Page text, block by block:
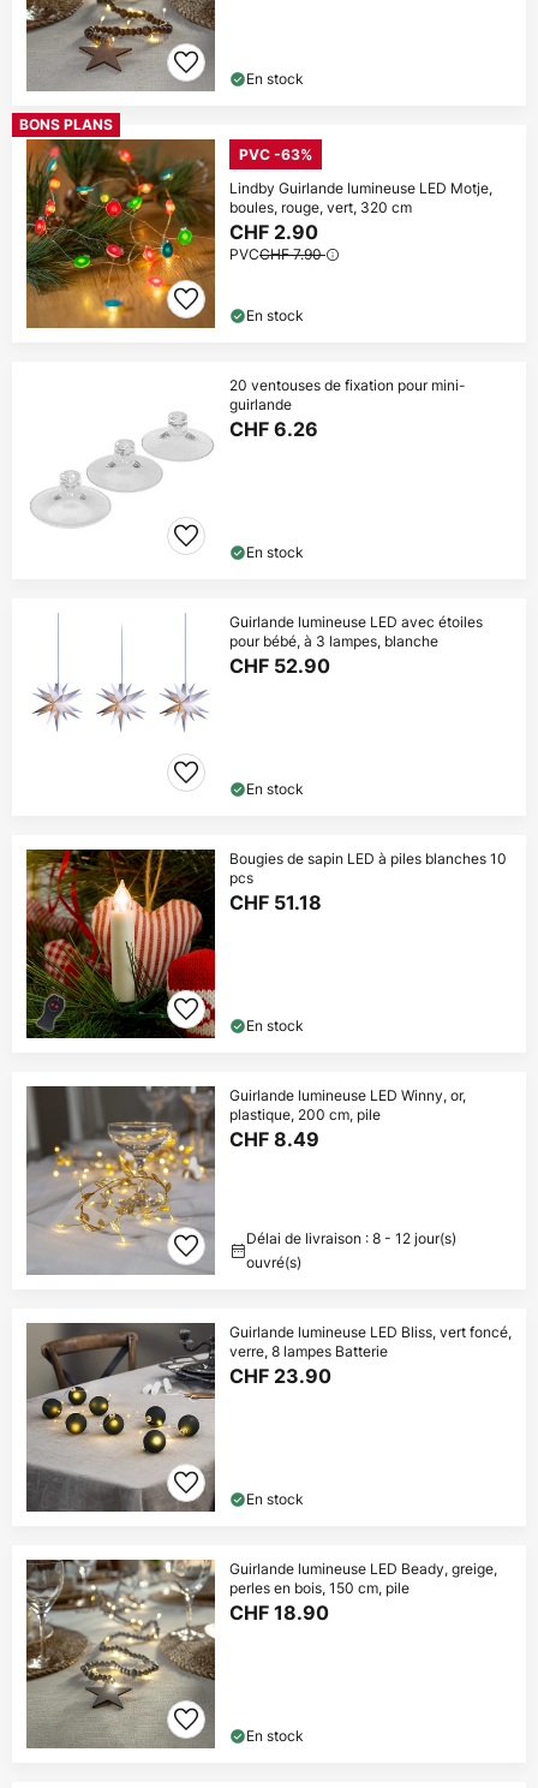
En stock
BONS PLANS
PVC -63%
Lindby Guirlande lumineuse LED Motje,
boules, rouge, vert, 320 cm
CHF 2.90
PVCCHF 7.90
En stock
20 ventouses de fixation pour mini-
guirlande
CHF 6.26
En stock
Guirlande lumineuse LED avec étoiles
pour bébé, à 3 lampes, blanche
CHF 52.90
En stock
Bougies de sapin LED à piles blanches 10
pcs
CHF 51.18
En stock
Guirlande lumineuse LED Winny, or,
plastique, 200 cm, pile
CHF 8.49
Délai de livraison : 8 - 12 jour(s)
ouvré(s)
Guirlande lumineuse LED Bliss, vert foncé,
verre, 8 lampes Batterie
CHF 23.90
En stock
Guirlande lumineuse LED Beady, greige,
perles en bois, 150 cm, pile
CHF 18.90
En stock